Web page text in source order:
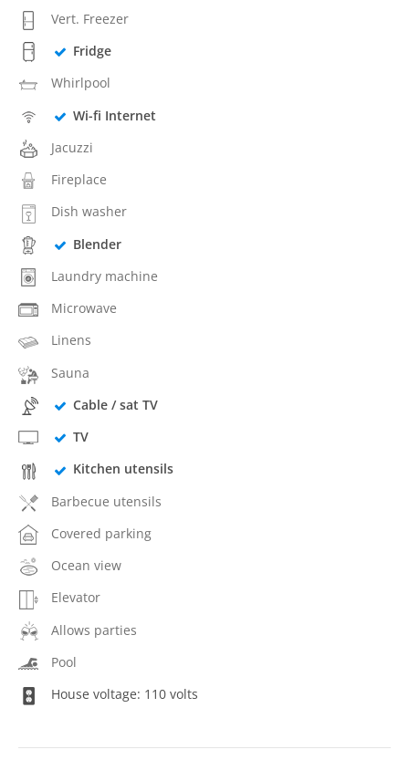
Vert. Freezer
Fridge
Whirlpool
Wi-fi Internet
Jacuzzi
Fireplace
Dish washer
Blender
Laundry machine
Microwave
Linens
Sauna
Cable / sat TV
TV
Kitchen utensils
Barbecue utensils
Covered parking
Ocean view
Elevator
Allows parties
Pool
House voltage: 110 volts